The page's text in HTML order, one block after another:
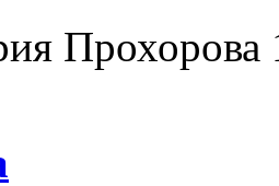
Прохорова